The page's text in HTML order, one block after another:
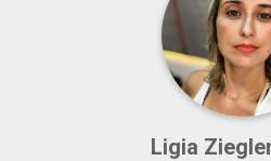
Ligia